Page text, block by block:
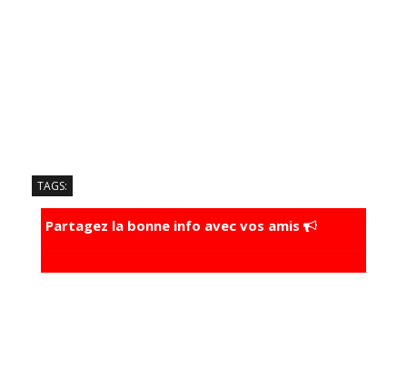
TAGS:
Partagez la bonne info avec vos amis